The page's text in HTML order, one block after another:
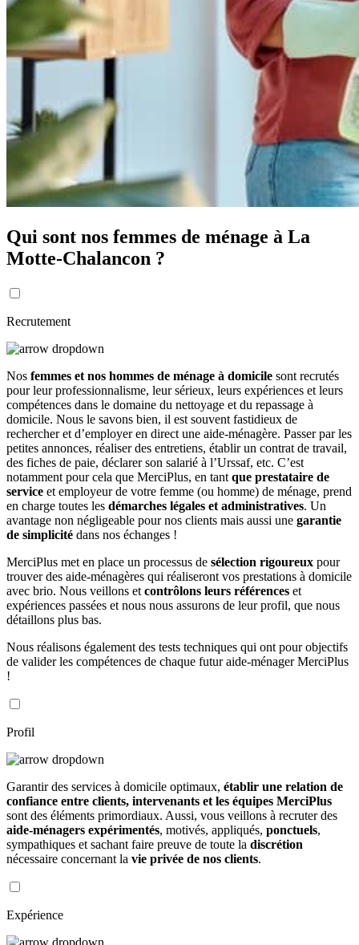
Qui sont nos femmes de ménage à La
Motte-Chalancon ?
Recrutement
Nos femmes et nos hommes de ménage à domicile sont recrutés
pour leur professionnalisme, leur sérieux, leurs expériences et leurs
compétences dans le domaine du nettoyage et du repassage à
domicile. Nous le savons bien, il est souvent fastidieux de
rechercher et d’employer en direct une aide-ménagère. Passer par les
petites annonces, réaliser des entretiens, établir un contrat de travail,
des fiches de paie, déclarer son salarié à l’Urssaf, etc. C’est
notamment pour cela que MerciPlus, en tant que prestataire de
service et employeur de votre femme (ou homme) de ménage, prend
en charge toutes les démarches légales et administratives. Un
avantage non négligeable pour nos clients mais aussi une garantie
de simplicité dans nos échanges !
MerciPlus met en place un processus de sélection rigoureux pour
trouver des aide-ménagères qui réaliseront vos prestations à domicile
avec brio. Nous veillons et contrôlons leurs références et
expériences passées et nous nous assurons de leur profil, que nous
détaillons plus bas.
Nous réalisons également des tests techniques qui ont pour objectifs
de valider les compétences de chaque futur aide-ménager MerciPlus
!
Profil
Garantir des services à domicile optimaux, établir une relation de
confiance entre clients, intervenants et les équipes MerciPlus
sont des éléments primordiaux. Aussi, vous veillons à recruter des
aide-ménagers expérimentés, motivés, appliqués, ponctuels,
sympathiques et sachant faire preuve de toute la discrétion
nécessaire concernant la vie privée de nos clients.
Expérience